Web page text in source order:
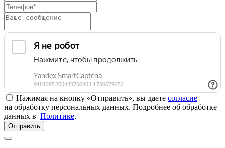
Нажимая на кнопку «Отправить», вы даете согласие
на обработку персональных данных. Подробнее об обработке
данных в Политике.
Отправить